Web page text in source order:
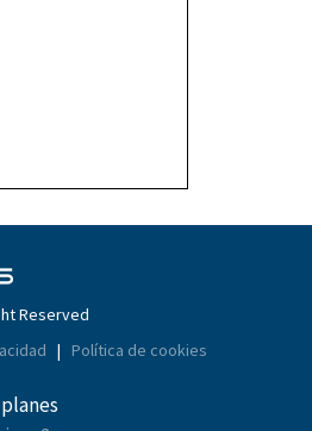
Reserved
| Política de cookies